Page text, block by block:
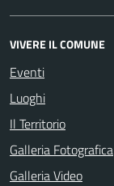
VIVERE IL COMUNE
Eventi
Luoghi
Il Territorio
Galleria Fotografica
Galleria Video